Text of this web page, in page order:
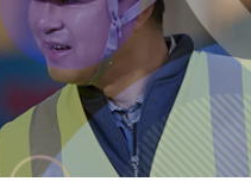
입학홈페이지